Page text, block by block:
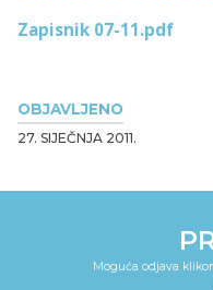
OBJAVLJENO
27. SIJEČNJA 2011.
Zapisnik 07-11.pdf
Moguća odjava